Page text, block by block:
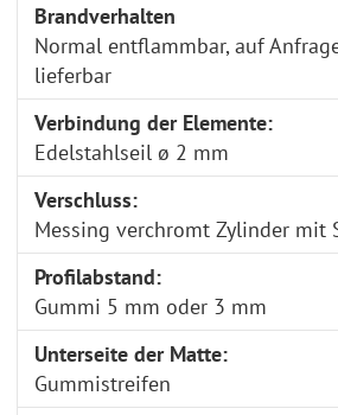
Brandverhalten
Normal entflammbar, auf
lieferbar
Verbindung der Elemente:
Edelstahlseil ø 2 mm
Verschluss:
Messing verchromt Zylinder mit
Profilabstand:
Gummi 5 mm oder 3 mm
Unterseite der Matte:
Gummistreifen